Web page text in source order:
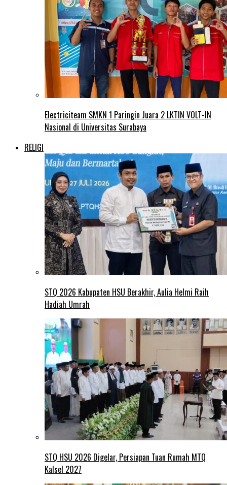
Electriciteam SMKN 1 Paringin Juara 2 LKTIN VOLT-IN
Nasional di Universitas Surabaya
RELIGI
STQ 2026 Kabupaten HSU Berakhir, Aulia Helmi Raih
Hadiah Umrah
STQ HSU 2026 Digelar, Persiapan Tuan Rumah MTQ
Kalsel 2027